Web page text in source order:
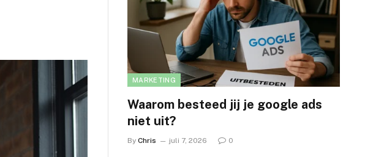
MARKETING
Waarom besteed jij je google ads
niet uit?
By Chris juli 7, 2026 0